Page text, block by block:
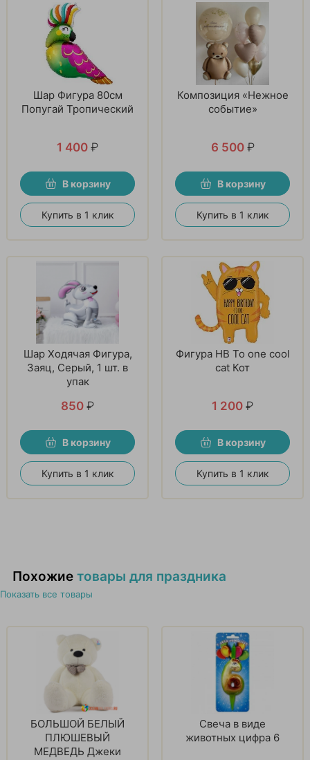
Шар Фигура 80см
Попугай Тропический
1 400 ₽
В корзину
Купить в 1 клик
Композиция «Нежное
событие»
6 500 ₽
В корзину
Купить в 1 клик
Шар Ходячая Фигура,
Заяц, Серый, 1 шт. в
упак
850 ₽
В корзину
Купить в 1 клик
Фигура HB To one cool
cat Кот
1 200 ₽
В корзину
Купить в 1 клик
Похожие товары для праздника
Показать все товары
БОЛЬШОЙ БЕЛЫЙ
ПЛЮШЕВЫЙ
МЕДВЕДЬ Джеки
Свеча в виде
животных цифра 6